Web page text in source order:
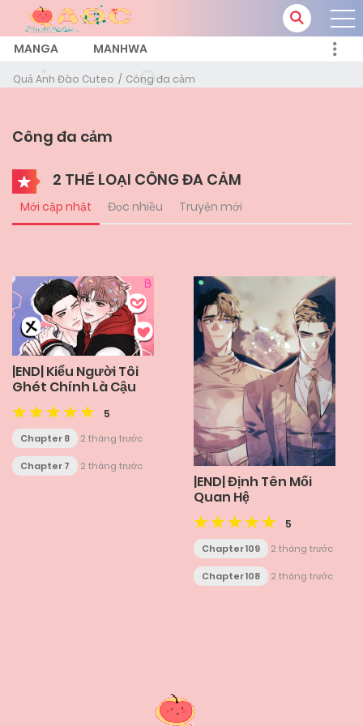
MANGA MANHWA
Quả Anh Đào Cuteo Công đa cảm
Công đa cảm
2 THỂ LOẠI CÔNG ĐA CẢM
Mới cập nhật Đọc nhiều Truyện mới
|END| Kiểu Người Tôi
Ghét Chính Là Cậu
5
Chapter 8 2 tháng trước
Chapter 7 2 tháng trước
|END| Định Tên Mối
Quan Hệ
5
Chapter 109 2 tháng trước
Chapter 108 2 tháng trước